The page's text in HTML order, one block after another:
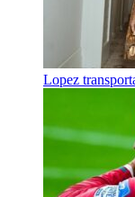
Lopez